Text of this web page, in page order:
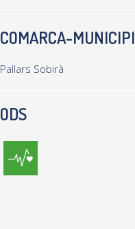
COMARCA-MUNICIPI
Pallars Sobirà
ODS